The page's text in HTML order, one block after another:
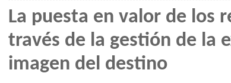
La puesta en valor de los
través de la gestión de la
imagen del destino